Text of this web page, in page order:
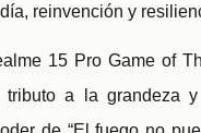
reinvención y
15 Pro Game of
tributo a la grandeza